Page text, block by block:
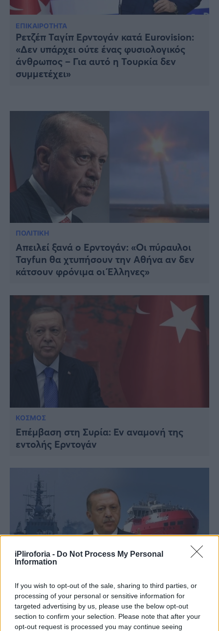
iPliroforia - Do Not Process My Personal
Information
If you wish to opt-out of the sale, sharing to third parties, or
processing of your personal or sensitive information for
targeted advertising by us, please use the below opt-out
section to confirm your selection. Please note that after your
opt-out request is processed you may continue seeing
Υγεία
Γυναίκα
Καιρός
Viral
Κουζίνα
Ζώδια
Pet
Πίστη
ΕΠΙΚΑΙΡΟΤΗΤΑ
Ρετζέπ Ταγίπ Ερντογάν κατά Eurovision:
«Δεν υπάρχει ούτε ένας φυσιολογικός
άνθρωπος – Για αυτό η Τουρκία δεν
συμμετέχει»
ΠΟΛΙΤΙΚΗ
Απειλεί ξανά ο Ερντογάν: «Οι πύραυλοι
Tayfun θα χτυπήσουν την Αθήνα αν δεν
κάτσουν φρόνιμα οι Έλληνες»
ΚΟΣΜΟΣ
Επέμβαση στη Συρία: Εν αναμονή της
εντολής Ερντογάν
ΠΟΛΙΤΙΚΗ
Γεωτρήσεις νότια της Κρήτης
προανήγγειλε ο Ερντογάν